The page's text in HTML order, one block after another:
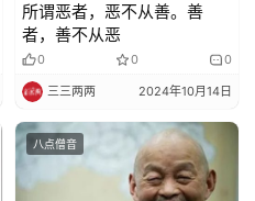
所谓恶者，恶不从善。善
者，善不从恶
0 0 0
三三两两 2024年10月14日
八点僧音